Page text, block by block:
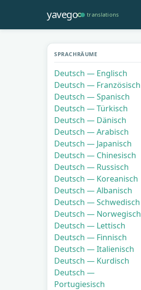
Inhalt
yavego translations
SPRACHRÄUME
Deutsch — Englisch
Deutsch — Französisch
Deutsch — Spanisch
Deutsch — Türkisch
Deutsch — Dänisch
Deutsch — Arabisch
Deutsch — Japanisch
Deutsch — Chinesisch
Deutsch — Russisch
Deutsch — Koreanisch
Deutsch — Albanisch
Deutsch — Schwedisch
Deutsch — Norwegisch
Deutsch — Lettisch
Deutsch — Finnisch
Deutsch — Italienisch
Deutsch — Kurdisch
Deutsch —
Portugiesisch